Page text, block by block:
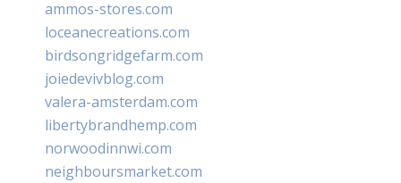
ammos-stores.com
loceanecreations.com
birdsongridgefarm.com
joiedevivblog.com
valera-amsterdam.com
libertybrandhemp.com
norwoodinnwi.com
neighboursmarket.com